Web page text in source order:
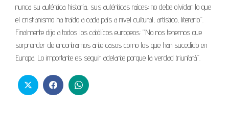
nunca su auténtica historia, sus auténticas raíces; no debe olvidar lo que
el cristianismo ha traído a cada país a nivel cultural, artístico, literario”.
Finalmente dijo a todos los católicos europeos: “No nos tenemos que
sorprender de encontrarnos ante casos como los que han sucedido en
Europa. Lo importante es seguir adelante porque la verdad triunfará”.